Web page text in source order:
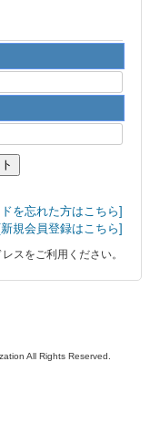
を忘れた方はこちら]
[新規会員登録はこちら]
スをご利用ください。
All Rights Reserved.